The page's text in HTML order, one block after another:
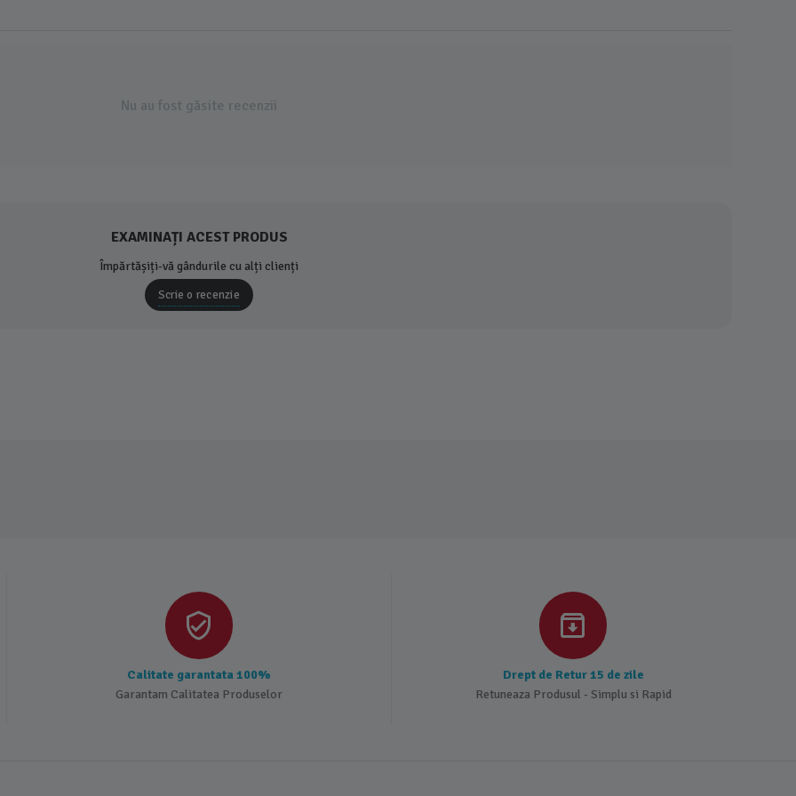
Nu au fost găsite recenzii
EXAMINAȚI ACEST PRODUS
Împărtășiți-vă gândurile cu alți clienți
Scrie o recenzie
Calitate garantata 100%
Garantam Calitatea Produselor
Drept de Retur 15 de zile
Retuneaza Produsul - Simplu si Rapid